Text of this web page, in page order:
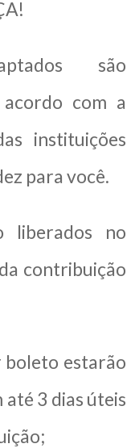
são
com a
instituições
para você.
liberados no
contribuição
estarão
até 3 dias úteis